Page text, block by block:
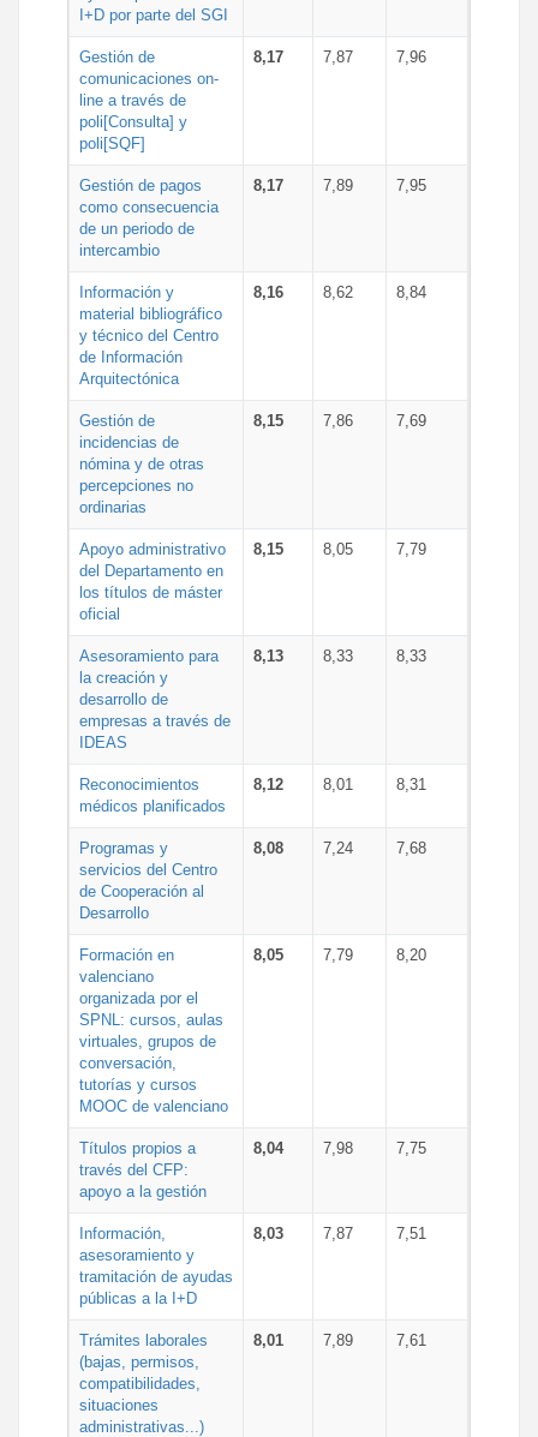
I+D por parte del SGI
Gestión de
comunicaciones on-
line a través de
poli[Consulta] y
poli[SQF]
8,17 7,87 7,96
Gestión de pagos
como consecuencia
de un periodo de
intercambio
8,17 7,89 7,95
Información y
material bibliográfico
y técnico del Centro
de Información
Arquitectónica
8,16 8,62 8,84
Gestión de
incidencias de
nómina y de otras
percepciones no
ordinarias
8,15 7,86 7,69
Apoyo administrativo
del Departamento en
los títulos de máster
oficial
8,15 8,05 7,79
Asesoramiento para
la creación y
desarrollo de
empresas a través de
IDEAS
8,13 8,33 8,33
Reconocimientos
médicos planificados
8,12 8,01 8,31
Programas y
servicios del Centro
de Cooperación al
Desarrollo
8,08 7,24 7,68
Formación en
valenciano
organizada por el
SPNL: cursos, aulas
virtuales, grupos de
conversación,
tutorías y cursos
MOOC de valenciano
8,05 7,79 8,20
Títulos propios a
través del CFP:
apoyo a la gestión
8,04 7,98 7,75
Información,
asesoramiento y
tramitación de ayudas
públicas a la I+D
8,03 7,87 7,51
Trámites laborales
(bajas, permisos,
compatibilidades,
situaciones
administrativas...)
8,01 7,89 7,61